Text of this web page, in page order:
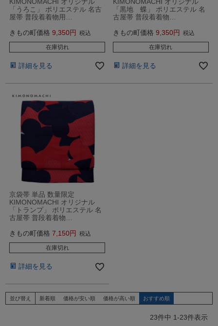
「うろこ」 ポリエステル 名古
屋帯 普段着着物用…
きもの町価格 9,350 税込
在庫切れ
詳細を見る
「黒地 蝶」 ポリエステル 名
古屋帯 普段着着物…
きもの町価格 9,350 税込
在庫切れ
詳細を見る
京袋帯 単品 数量限定
KIMONOMACHI オリジナル
「トランプ」 ポリエステル 名
古屋帯 普段着着物…
きもの町価格 7,150 税込
在庫切れ
詳細を見る
並び替え 新着順 価格が安い順 価格が高い順 おすすめ順
23件中 1-23件表示